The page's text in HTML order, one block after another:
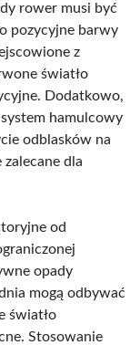
rower musi być
pozycyjne barwy
z
światło
Dodatkowo,
hamulcowy
odblasków na
zalecane dla
od
opady
mogą odbywać
światło
Stosowanie